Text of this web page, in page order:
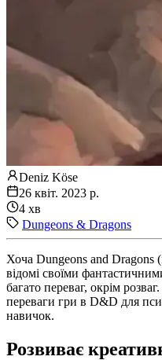
Deniz Köse
26 квіт. 2023 р.
4 хв
Dungeons & Dragons
Хоча Dungeons and Dragons
відомі своїми
багато переваг, окрім
переваги гри в D&D для
навичок.
Розвиває